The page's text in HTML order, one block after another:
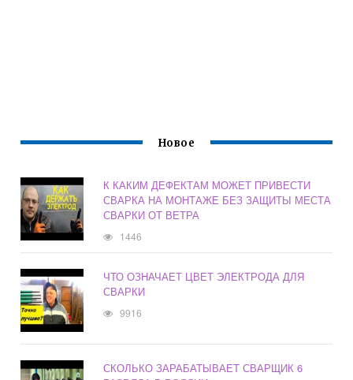
Новое
К КАКИМ ДЕФЕКТАМ МОЖЕТ ПРИВЕСТИ
СВАРКА НА МОНТАЖЕ БЕЗ ЗАЩИТЫ МЕСТА
СВАРКИ ОТ ВЕТРА
1446
ЧТО ОЗНАЧАЕТ ЦВЕТ ЭЛЕКТРОДА ДЛЯ
СВАРКИ
9916
СКОЛЬКО ЗАРАБАТЫВАЕТ СВАРЩИК 6